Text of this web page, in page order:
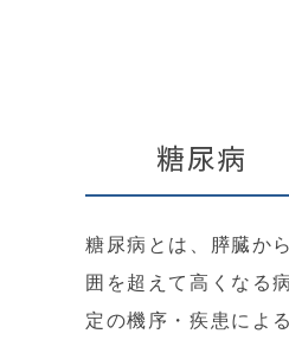
糖尿病
糖尿病とは、膵臓か
囲を超えて高くなる
定の機序・疾患によ